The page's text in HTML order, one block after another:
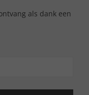
als dank een